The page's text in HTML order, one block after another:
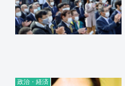
政治・経済